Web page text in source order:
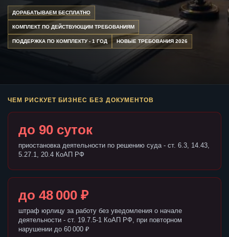
ДОРАБАТЫВАЕМ БЕСПЛАТНО
КОМПЛЕКТ ПО ДЕЙСТВУЮЩИМ ТРЕБОВАНИЯМ
ПОДДЕРЖКА ПО КОМПЛЕКТУ - 1 ГОД НОВЫЕ ТРЕБОВАНИЯ 2026
ЧЕМ РИСКУЕТ БИЗНЕС БЕЗ ДОКУМЕНТОВ
до 90 суток
приостановка деятельности по решению суда - ст. 6.3, 14.43,
5.27.1, 20.4 КоАП РФ
до 48 000 ₽
штраф юрлицу за работу без уведомления о начале
деятельности - ст. 19.7.5-1 КоАП РФ, при повторном
нарушении до 60 000 ₽